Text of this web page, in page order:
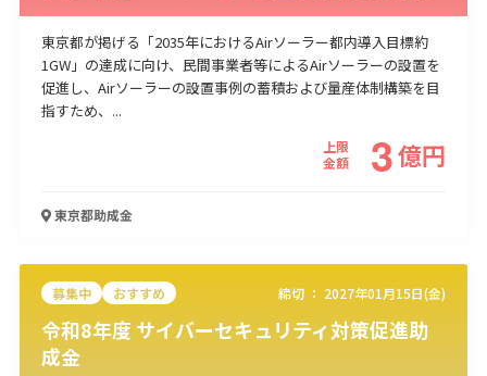
東京都が掲げる「2035年におけるAirソーラー都内導入目標約
1GW」の達成に向け、民間事業者等によるAirソーラーの設置を
促進し、Airソーラーの設置事例の蓄積および量産体制構築を目
指すため、...
上限
金額
3億円
東京都助成金
募集中 おすすめ 締切 ： 2027年01月15日(金)
令和8年度 サイバーセキュリティ対策促進助
成金